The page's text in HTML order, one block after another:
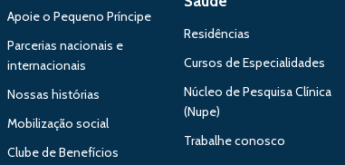
Apoie o Pequeno Príncipe
Parcerias nacionais e
internacionais
Nossas histórias
Mobilização social
Clube de Benefícios
Residências
Cursos de Especialidades
Núcleo de Pesquisa Clínica
(Nupe)
Trabalhe conosco